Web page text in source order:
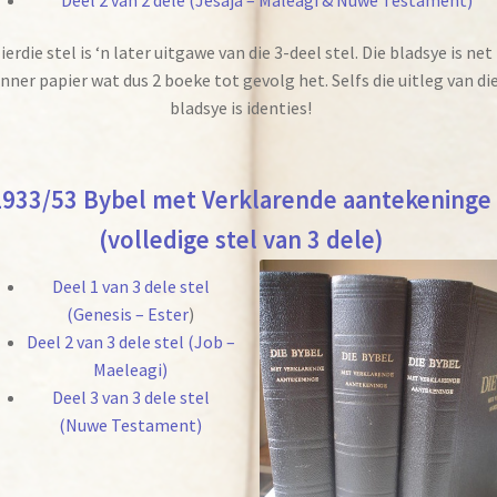
stel is ‘n later uitgawe van die 3-deel stel. Die bladsye is net
papier wat dus 2 boeke tot gevolg het. Selfs die uitleg van
bladsye is identies!
53 Bybel met Verklarende aantekeninge
(volledige stel van 3 dele)
Deel 1 van 3 dele stel
(Genesis – Ester)
Deel 2 van 3 dele stel (Job –
Maeleagi)
Deel 3 van 3 dele stel
(Nuwe Testament)